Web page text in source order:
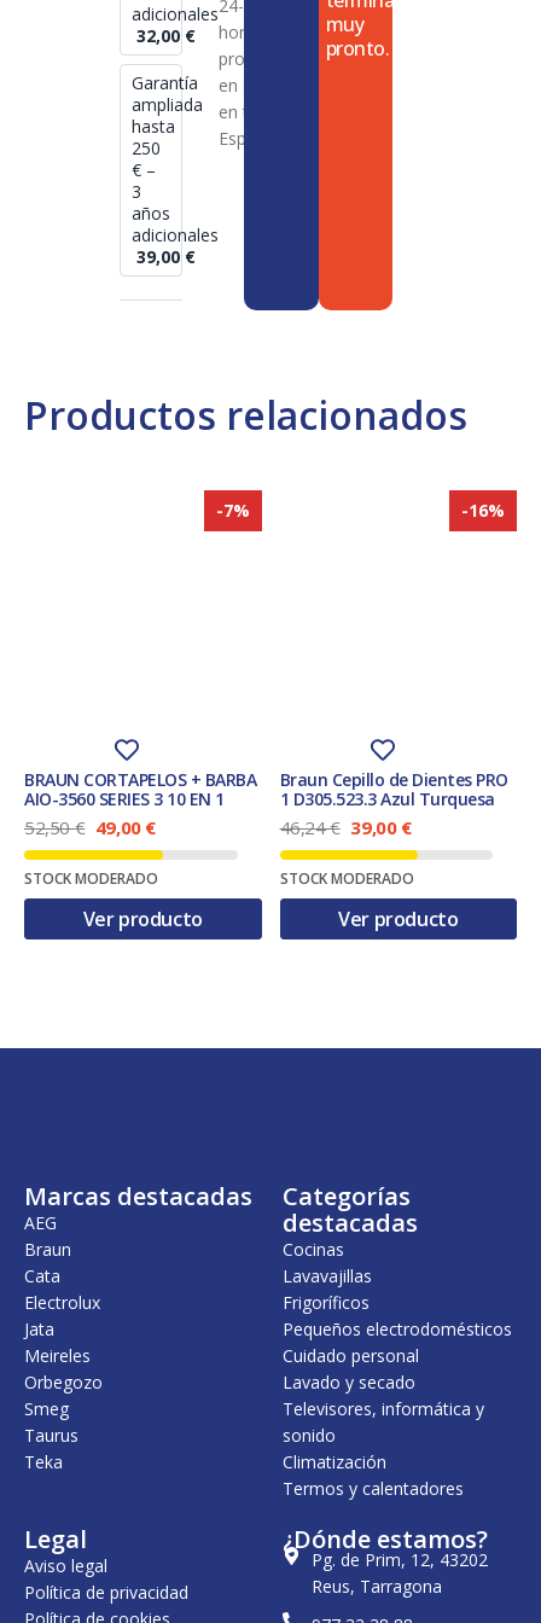
Productos relacionados
-7%
BRAUN CORTAPELOS + BARBA
AIO-3560 SERIES 3 10 EN 1
52,50€ E
l
p
r
e
c
g
a
5
.
49,00 €E
l
p
r
e
c
u
9
STOCK MODERADO
Ver producto
-16%
Braun Cepillo de Dientes PRO
1 D305.523.3 Azul Turquesa
46,24€ E
l
p
r
e
c
g
a
:
4
,
2
€
.
39,00 €E
l
p
r
e
c
u
,
0
STOCK MODERADO
Ver producto
adicionales
32,00 €
Garantía
ampliada
hasta
250
€ –
3
años
adicionales
39,00 €
24-72
horas en
productos
en stock
en toda
España
muy
pronto.
Marcas destacadas
AEG
Braun
Cata
Electrolux
Jata
Meireles
Orbegozo
Smeg
Taurus
Teka
Categorías
destacadas
Cocinas
Lavavajillas
Frigoríficos
Pequeños electrodomésticos
Cuidado personal
Lavado y secado
Televisores, informática y
sonido
Climatización
Termos y calentadores
Legal
Aviso legal
Política de privacidad
¿Dónde estamos?
Pg. de Prim, 12, 43202
Reus, Tarragona